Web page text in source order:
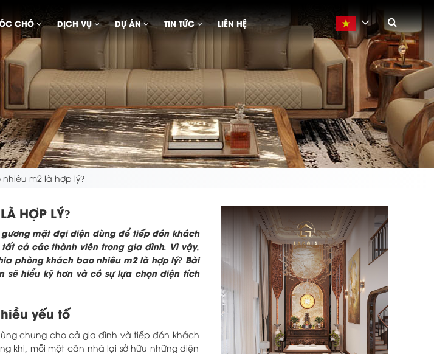
CHÓ DỊCH VỤ DỰ ÁN TIN TỨC LIÊN HỆ
Vietnamese
m2 là hợp lý?
HỢP LÝ?
mặt đại diện dùng để tiếp đón khách
cả các thành viên trong gia đình. Vì vậy,
phòng khách bao nhiêu m2 là hợp lý? Bài
hiểu kỹ hơn và có sự lựa chọn diện tích
yếu tố
chung cho cả gia đình và tiếp đón khách
khi, mỗi một căn nhà lại sở hữu những diện